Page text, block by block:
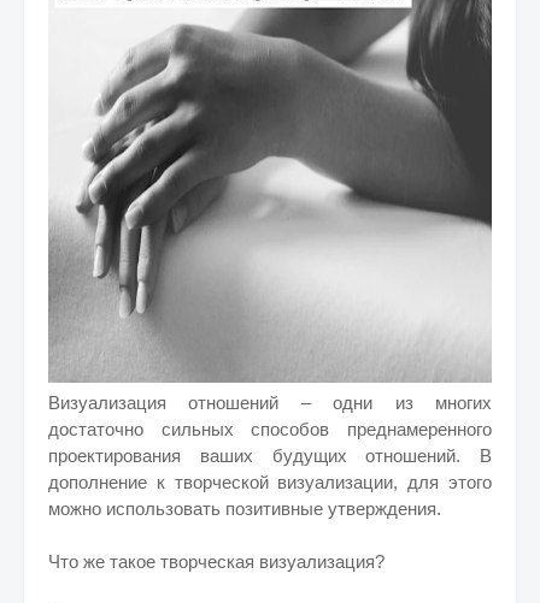
Визуализация отношений – одни из многих
достаточно сильных способов преднамеренного
проектирования ваших будущих отношений. В
дополнение к творческой визуализации, для этого
можно использовать позитивные утверждения.
Что же такое творческая визуализация?